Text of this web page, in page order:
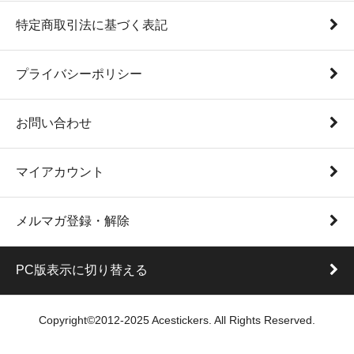
特定商取引法に基づく表記
プライバシーポリシー
お問い合わせ
マイアカウント
メルマガ登録・解除
PC版表示に切り替える
Copyright©2012-2025 Acestickers. All Rights Reserved.